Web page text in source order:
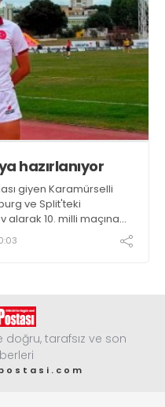
hazırlanıyor
giyen Karamürselli
ve Split'teki
alarak 10. milli maçına
doğru, tarafsız ve son